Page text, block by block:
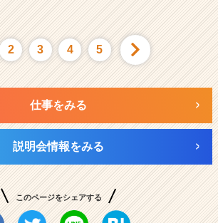
2 3 4 5
仕事をみる
説明会情報をみる
このページをシェアする